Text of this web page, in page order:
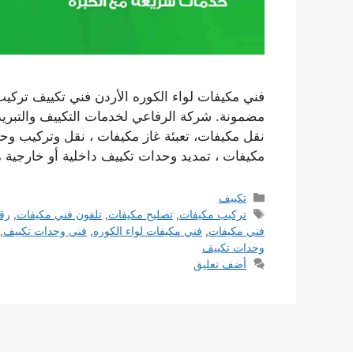
فني مكيفات لواء الكوره الأردن فني تكييف
مضمونة. شركة الرفاعي لخدمات التكييف
نقل مكيفات، تعبئة غاز مكيفات ، نقل وتركيب
مكيفات ، تمديد وحدات تكييف داخلية أو
التصنيفات
تكييف
الوسوم
تركيب مكيفات,تصليح مكيفات,تلفون فني مكيفات,
فني مكيفات, فني مكيفات لواء الكوره, فني وحدات تكييف,
وحدات تكييف
أضف تعليق